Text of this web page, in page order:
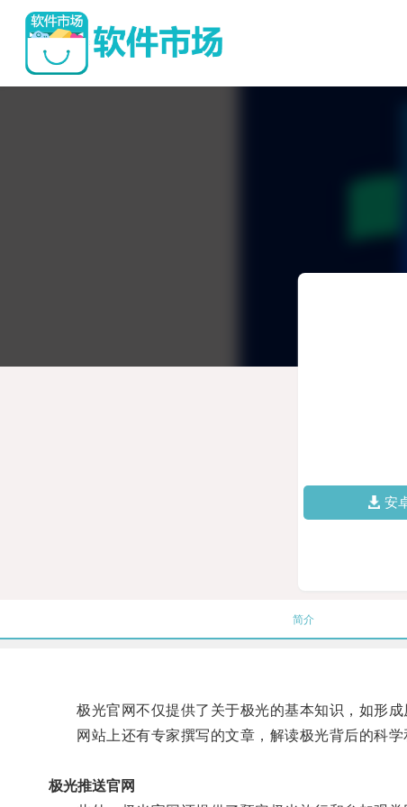
安
简介
极光官网不仅提供了关于极光的基本知识，如形成
网站上还有专家撰写的文章，解读极光背后的科学
极光推送官网